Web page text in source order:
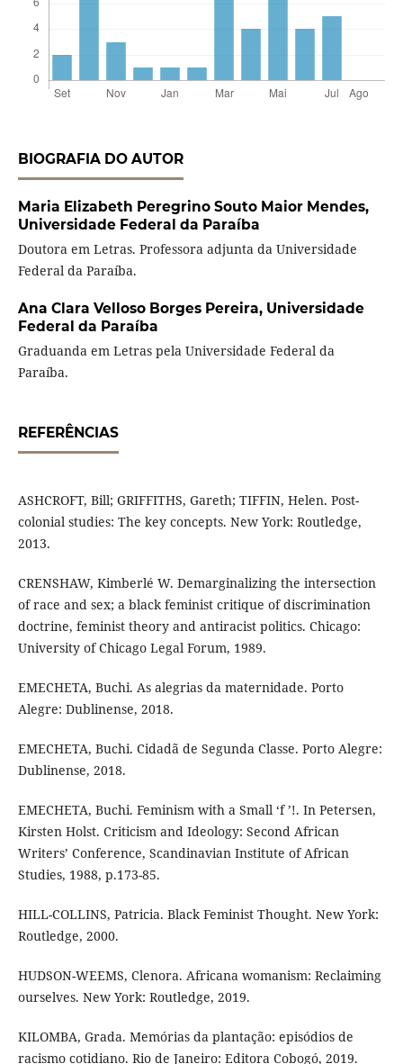
BIOGRAFIA DO AUTOR
Maria Elizabeth Peregrino Souto Maior Mendes,
Universidade Federal da Paraíba
Doutora em Letras. Professora adjunta da Universidade
Federal da Paraíba.
Ana Clara Velloso Borges Pereira, Universidade
Federal da Paraíba
Graduanda em Letras pela Universidade Federal da
Paraíba.
REFERÊNCIAS
ASHCROFT, Bill; GRIFFITHS, Gareth; TIFFIN, Helen. Post-
colonial studies: The key concepts. New York: Routledge,
2013.
CRENSHAW, Kimberlé W. Demarginalizing the intersection
of race and sex; a black feminist critique of discrimination
doctrine, feminist theory and antiracist politics. Chicago:
University of Chicago Legal Forum, 1989.
EMECHETA, Buchi. As alegrias da maternidade. Porto
Alegre: Dublinense, 2018.
EMECHETA, Buchi. Cidadã de Segunda Classe. Porto Alegre:
Dublinense, 2018.
EMECHETA, Buchi. Feminism with a Small ‘f ’!. In Petersen,
Kirsten Holst. Criticism and Ideology: Second African
Writers’ Conference, Scandinavian Institute of African
Studies, 1988, p.173-85.
HILL-COLLINS, Patricia. Black Feminist Thought. New York:
Routledge, 2000.
HUDSON-WEEMS, Clenora. Africana womanism: Reclaiming
ourselves. New York: Routledge, 2019.
KILOMBA, Grada. Memórias da plantação: episódios de
racismo cotidiano. Rio de Janeiro: Editora Cobogó, 2019.